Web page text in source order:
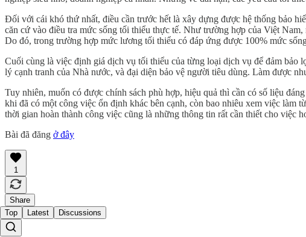
Đối với cái khó thứ nhất, điều cần trước hết là xây dựng được hệ thống bảo
căn cứ vào điều tra mức sống tối thiểu thực tế. Như trường hợp của Việt
Do đó, trong trường hợp mức lương tối thiểu có đáp ứng được 100% mức
Cuối cùng là việc định giá dịch vụ tối thiểu của từng loại dịch vụ để đảm bảo
lý cạnh tranh của Nhà nước, và đại diện bảo vệ người tiêu dùng. Làm được
Tuy nhiên, muốn có được chính sách phù hợp, hiệu quả thì cần có số liệu
khi đã có một công việc ổn định khác bên cạnh, còn bao nhiêu xem việc
thời gian hoàn thành công việc cũng là những thông tin rất cần thiết cho việc
Bài đã đăng ở đây
1
Share
Top
Latest Discussions